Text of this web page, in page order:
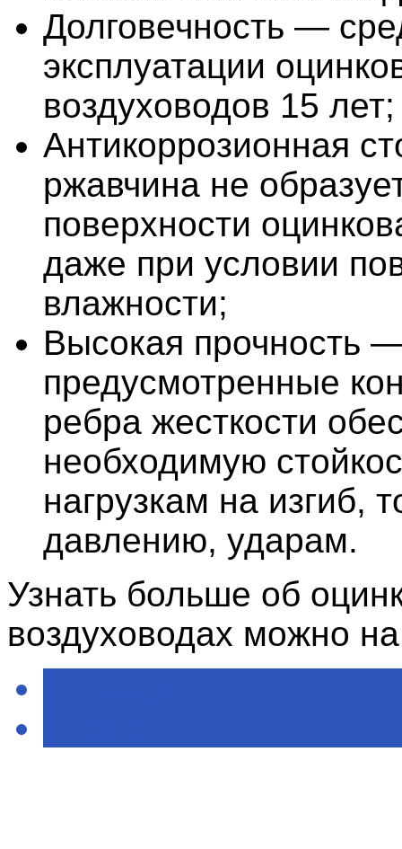
Долговечность —
эксплуатации
воздуховодов 15 лет;
Антикоррозионная
ржавчина не
поверхности
даже при условии
влажности;
Высокая прочность
предусмотренные
ребра жесткости
необходимую
нагрузкам на изгиб,
давлению, ударам.
Узнать больше об
воздуховодах можно